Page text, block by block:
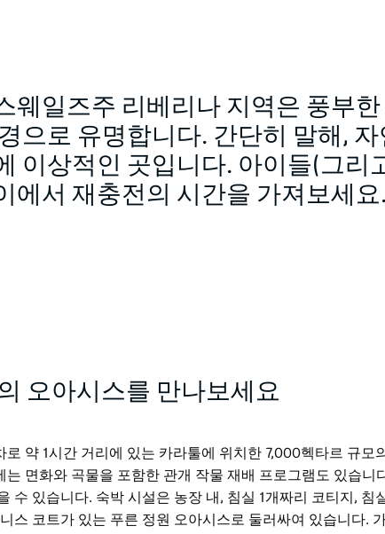
웨일즈주 리베리나 지역은 풍부
으로 유명합니다. 간단히 말해,
이상적인 곳입니다. 아이들(그리
에서 재충전의 시간을 가져보세요.
오아시스를 만나보세요
로 약 1시간 거리에 있는 카라툴에 위치한 7,000헥타르 규모
면화와 곡물을 포함한 관개 작물 재배 프로그램도 있습니
수 있습니다. 숙박 시설은 농장 내, 침실 1개짜리 코티지, 침
스 코트가 있는 푸른 정원 오아시스로 둘러싸여 있습니다.